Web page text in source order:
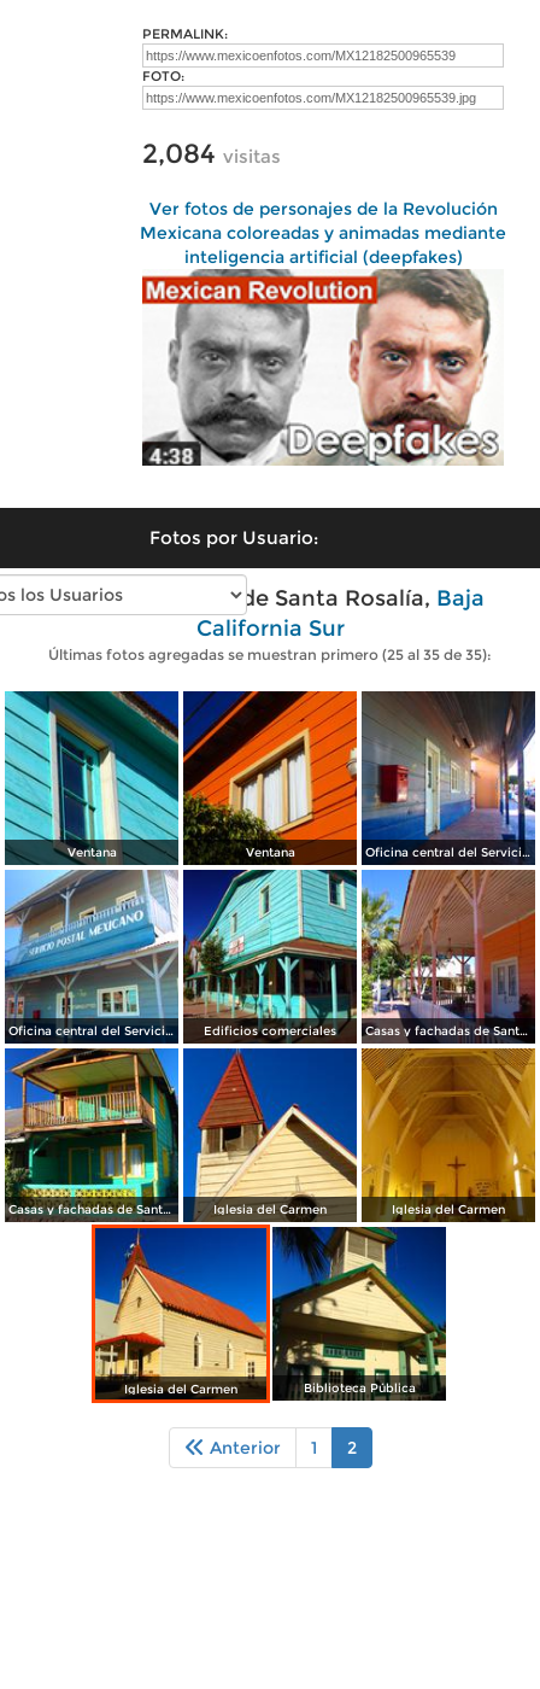
PERMALINK:
FOTO:
2,084 visitas
Ver fotos de personajes de la Revolución
Mexicana coloreadas y animadas mediante
inteligencia artificial (deepfakes)
Fotos por Usuario:
Fotos modernas de Santa Rosalía, Baja
California Sur
Últimas fotos agregadas se muestran primero (25 al 35 de 35):
Ventana Ventana Oficina central del Servicio Postal Mexicano
Oficina central del Servicio Postal Mexicano Edificios comerciales Casas y fachadas de Santa Rosalía
Casas y fachadas de Santa Rosalía Iglesia del Carmen Iglesia del Carmen
Iglesia del Carmen Biblioteca Pública
Anterior 1 2